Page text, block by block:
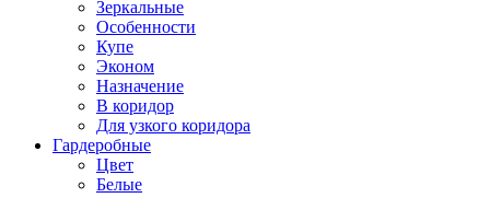
Зеркальные
Особенности
Купе
Эконом
Назначение
В коридор
Для узкого коридора
Гардеробные
Цвет
Белые